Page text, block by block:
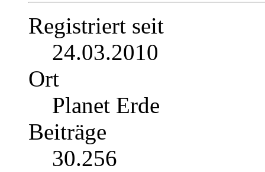
Registriert seit
24.03.2010
Ort
Planet Erde
Beiträge
30.256